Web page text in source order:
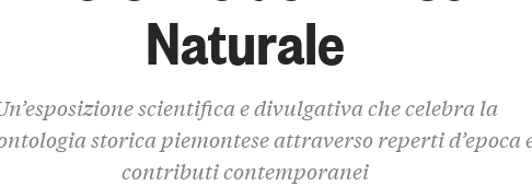
Naturale
scientifica e divulgativa che celebra la
storica piemontese attraverso reperti d’epoca
contributi contemporanei